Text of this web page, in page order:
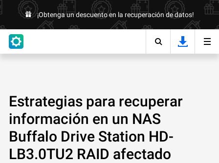
¡Obtenga un descuento en la recuperación de datos!
Estrategias para recuperar
información en un NAS
Buffalo Drive Station HD-
LB3.0TU2 RAID afectado